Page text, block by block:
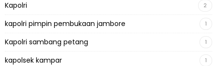
Kapolri 2
kapolri pimpin pembukaan jambore 1
Kapolri sambang petang 1
kapolsek kampar 1